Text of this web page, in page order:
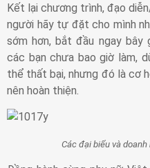
Kết lại chương trình, đạo
người hãy tự đặt cho mình
sớm hơn, bắt đầu ngay
các bạn chưa bao giờ làm,
thể thất bại, nhưng đó là cơ
nên hoàn thiện.
Các đại biểu và